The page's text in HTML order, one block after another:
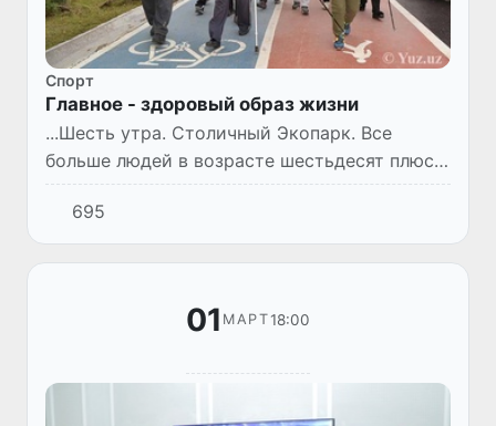
Спорт
Главное - здоровый образ жизни
...Шесть утра. Столичный Экопарк. Все
больше людей в возрасте шестьдесят плюс
заполняют территорию площадью в
двенадцать гектаров. Пенсионеры, бабушки,
дедушки, кое-кто приходит и...
695
01 МАРТ18:00